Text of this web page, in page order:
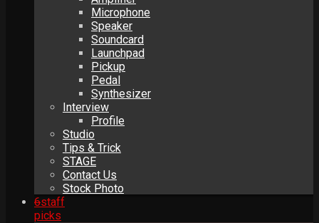
Microphone
Speaker
Soundcard
Launchpad
Pickup
Pedal
Synthesizer
Interview
Profile
Studio
Tips & Trick
STAGE
Contact Us
Stock Photo
6staff
picks